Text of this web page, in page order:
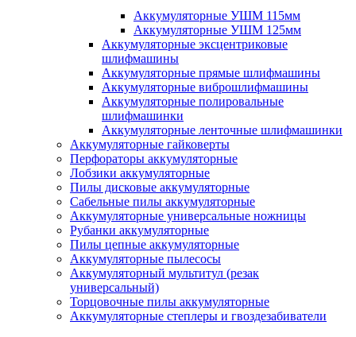
Аккумуляторные УШМ 115мм
Аккумуляторные УШМ 125мм
Аккумуляторные эксцентриковые
шлифмашины
Аккумуляторные прямые шлифмашины
Аккумуляторные виброшлифмашины
Аккумуляторные полировальные
шлифмашинки
Аккумуляторные ленточные шлифмашинки
Аккумуляторные гайковерты
Перфораторы аккумуляторные
Лобзики аккумуляторные
Пилы дисковые аккумуляторные
Сабельные пилы аккумуляторные
Аккумуляторные универсальные ножницы
Рубанки аккумуляторные
Пилы цепные аккумуляторные
Аккумуляторные пылесосы
Аккумуляторный мультитул (резак
универсальный)
Торцовочные пилы аккумуляторные
Аккумуляторные степлеры и гвоздезабиватели